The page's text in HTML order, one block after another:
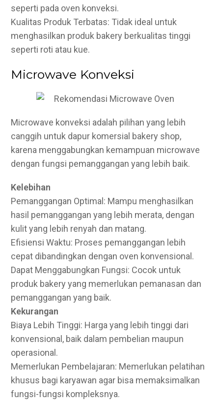
seperti pada oven konveksi.
Kualitas Produk Terbatas: Tidak ideal untuk
menghasilkan produk bakery berkualitas tinggi
seperti roti atau kue.
Microwave Konveksi
Microwave konveksi adalah pilihan yang lebih
canggih untuk dapur komersial bakery shop,
karena menggabungkan kemampuan microwave
dengan fungsi pemanggangan yang lebih baik.
Kelebihan
Pemanggangan Optimal: Mampu menghasilkan
hasil pemanggangan yang lebih merata, dengan
kulit yang lebih renyah dan matang.
Efisiensi Waktu: Proses pemanggangan lebih
cepat dibandingkan dengan oven konvensional.
Dapat Menggabungkan Fungsi: Cocok untuk
produk bakery yang memerlukan pemanasan dan
pemanggangan yang baik.
Kekurangan
Biaya Lebih Tinggi: Harga yang lebih tinggi dari
konvensional, baik dalam pembelian maupun
operasional.
Memerlukan Pembelajaran: Memerlukan pelatihan
khusus bagi karyawan agar bisa memaksimalkan
fungsi-fungsi kompleksnya.